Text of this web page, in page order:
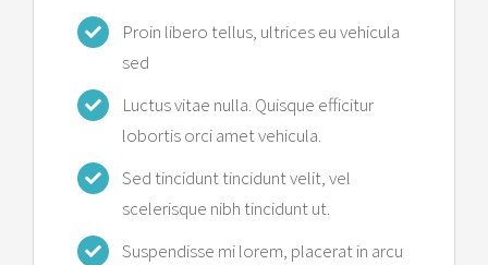
Proin libero tellus, ultrices eu vehicula
sed
Luctus vitae nulla. Quisque efficitur
lobortis orci amet vehicula.
Sed tincidunt tincidunt velit, vel
scelerisque nibh tincidunt ut.
Suspendisse mi lorem, placerat in arcu